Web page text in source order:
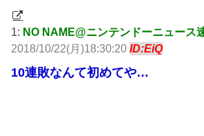
1: NO NAME@ニンテンドーニュース
2018/10/22(月)18:30:20ID:EiQ
10連敗なんて初めてや…